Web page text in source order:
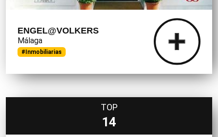
ENGEL@VOLKERS
Málaga
#Inmobiliarias
TOP
14